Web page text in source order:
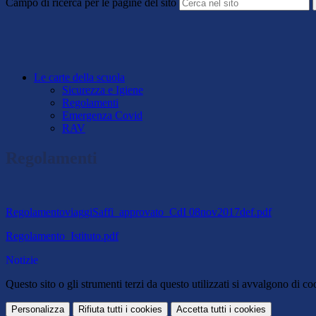
Campo di ricerca per le pagine del sito
Le carte della scuola
Sicurezza e Igiene
Regolamenti
Emergenza Covid
RAV
Regolamenti
RegolamentoviaggiSaffi_approvato_CdI 08nov2017def.pdf
Regolamento_Istituto.pdf
Notizie
Questo sito o gli strumenti terzi da questo utilizzati si avvalgono di
Personalizza Rifiuta tutti i cookies Accetta tutti i cookies